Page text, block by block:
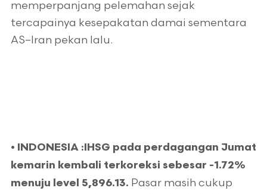
memperpanjang pelemahan sejak
tercapainya kesepakatan damai sementara
AS–Iran pekan lalu.
• INDONESIA :IHSG pada perdagangan Jumat
kemarin kembali terkoreksi sebesar -1.72%
menuju level 5,896.13. Pasar masih cukup